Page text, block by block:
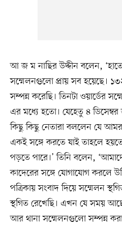
আ জ ম নাছির উদ্দীন বলেন,
সম্মেলনগুলো প্রায় সব হয়েছে।
সম্পন্ন করেছি। তিনটা ওয়ার্ডের
এর মধ্যে হতো। যেহেতু ৪
কিছু কিছু নেতারা বললেন যে
একই সঙ্গে করতে যাই তাহলে
পড়তে পারে।’ তিনি বলেন,
কাদেরের সঙ্গে যোগাযোগ করলে
পত্রিকায় সংবাদ দিয়ে সম্মেলন
স্থগিত রেখেছি। এখন যে সময়
আর থানা সম্মেলনগুলো সম্পন্ন